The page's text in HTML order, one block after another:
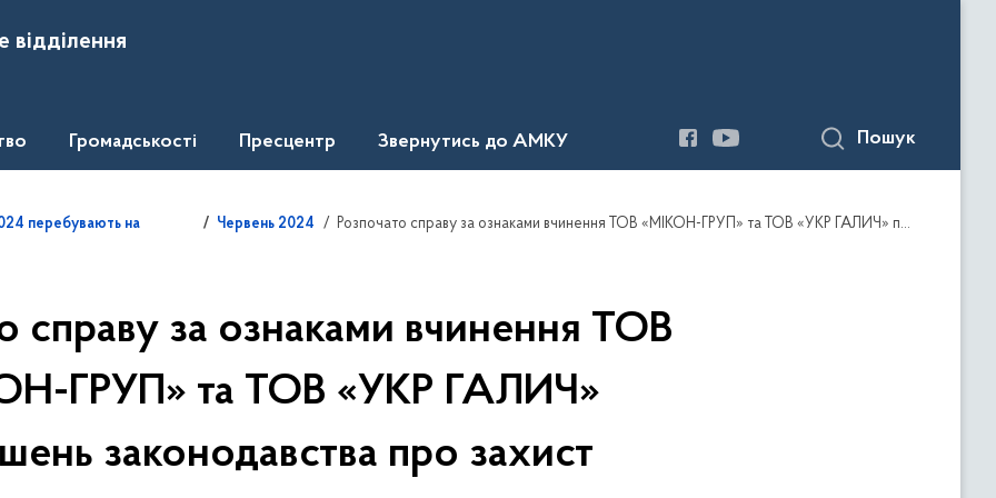
відділення
Громадськості Пресцентр Звернутись до АМКУ Пошук
перебувають на
Червень 2024 Розпочато справу за ознаками вчинення ТОВ «МІКОН-ГРУП» та ТОВ «УКР ГАЛИЧ» порушень законодавства про захист економічної конкуренції
справу за ознаками вчинення ТОВ
ГРУП» та ТОВ «УКР ГАЛИЧ»
законодавства про захист